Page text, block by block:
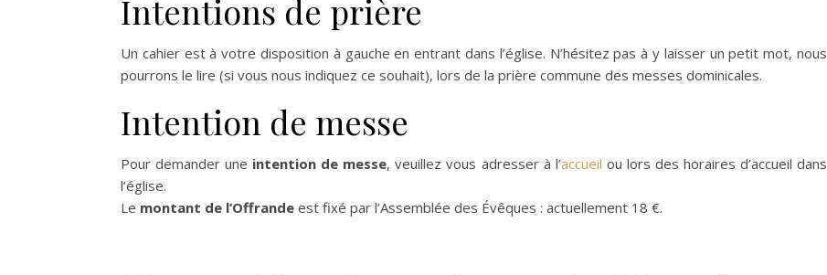
Intentions de prière
Un cahier est à votre disposition à gauche en entrant dans l’église. N’hésitez pas à y laisser un petit mot, nous
pourrons le lire (si vous nous indiquez ce souhait), lors de la prière commune des messes dominicales.
Intention de messe
Pour demander une intention de messe, veuillez vous adresser à l’accueil ou lors des horaires d’accueil dans
l’église.
Le montant de l’Offrande est fixé par l’Assemblée des Évêques : actuellement 18 €.